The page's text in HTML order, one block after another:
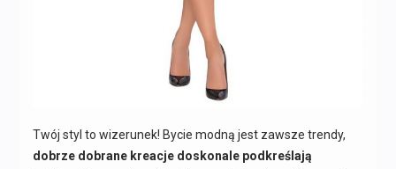
Twój styl to wizerunek! Bycie modną jest zawsze trendy,
dobrze dobrane kreacje doskonale podkreślają